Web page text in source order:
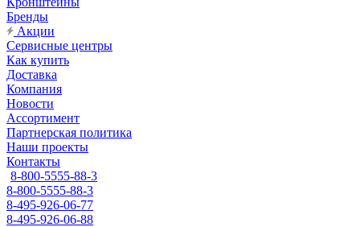
Бренды
Акции
Сервисные центры
Как купить
Доставка
Компания
Новости
Ассортимент
Партнерская политика
Наши проекты
Контакты
8-800-5555-88-3
8-800-5555-88-3
8-495-926-06-77
8-495-926-06-88